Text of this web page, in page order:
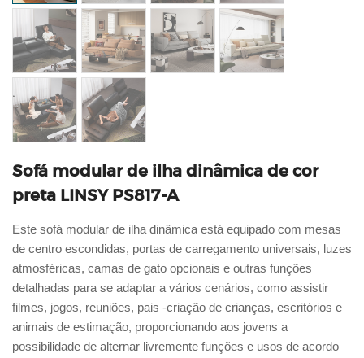
Sofá modular de ilha dinâmica de cor
preta LINSY PS817-A
Este sofá modular de ilha dinâmica está equipado com mesas
de centro escondidas, portas de carregamento universais, luzes
atmosféricas, camas de gato opcionais e outras funções
detalhadas para se adaptar a vários cenários, como assistir
filmes, jogos, reuniões, pais -criação de crianças, escritórios e
animais de estimação, proporcionando aos jovens a
possibilidade de alternar livremente funções e usos de acordo